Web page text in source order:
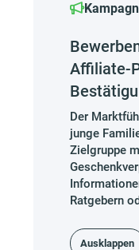
Affiliate-
Der
junge
Zielgruppe
Ratgebern
Ausklappen